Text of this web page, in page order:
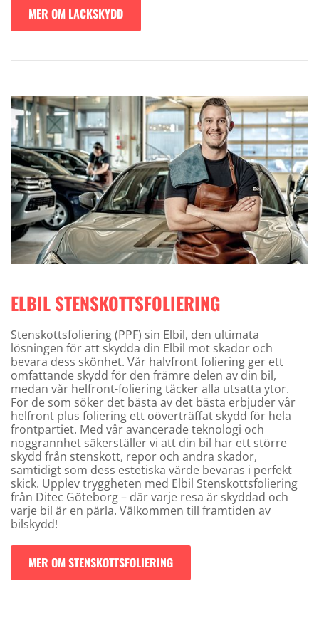
MER OM LACKSKYDD
ELBIL STENSKOTTSFOLIERING
Stenskottsfoliering (PPF) sin Elbil, den ultimata
lösningen för att skydda din Elbil mot skador och
bevara dess skönhet. Vår halvfront foliering ger ett
omfattande skydd för den främre delen av din bil,
medan vår helfront-foliering täcker alla utsatta ytor.
För de som söker det bästa av det bästa erbjuder vår
helfront plus foliering ett oöverträffat skydd för hela
frontpartiet. Med vår avancerade teknologi och
noggrannhet säkerställer vi att din bil har ett större
skydd från stenskott, repor och andra skador,
samtidigt som dess estetiska värde bevaras i perfekt
skick. Upplev tryggheten med Elbil Stenskottsfoliering
från Ditec Göteborg – där varje resa är skyddad och
varje bil är en pärla. Välkommen till framtiden av
bilskydd!
MER OM STENSKOTTSFOLIERING